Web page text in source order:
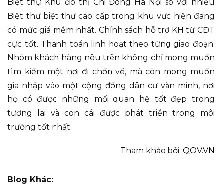
Biệt thự Khu đô thị Chi Đông Hà Nội so với nhiều
Biệt thự biệt thự cao cấp trong khu vực hiện đang
có mức giá mềm nhất. Chính sách hỗ trợ KH từ CĐT
cực tốt. Thanh toán linh hoạt theo từng giao đoạn.
Nhóm khách hàng nêu trên không chỉ mong muốn
tìm kiếm một nơi đi chốn về, mà còn mong muốn
gia nhập vào một cộng đồng dân cư văn minh, nơi
họ có được những mối quan hệ tốt đẹp trong
tương lai và con cái được phát triển trong môi
trường tốt nhất.
Tham khảo bởi: QOV.VN
Blog Khác: